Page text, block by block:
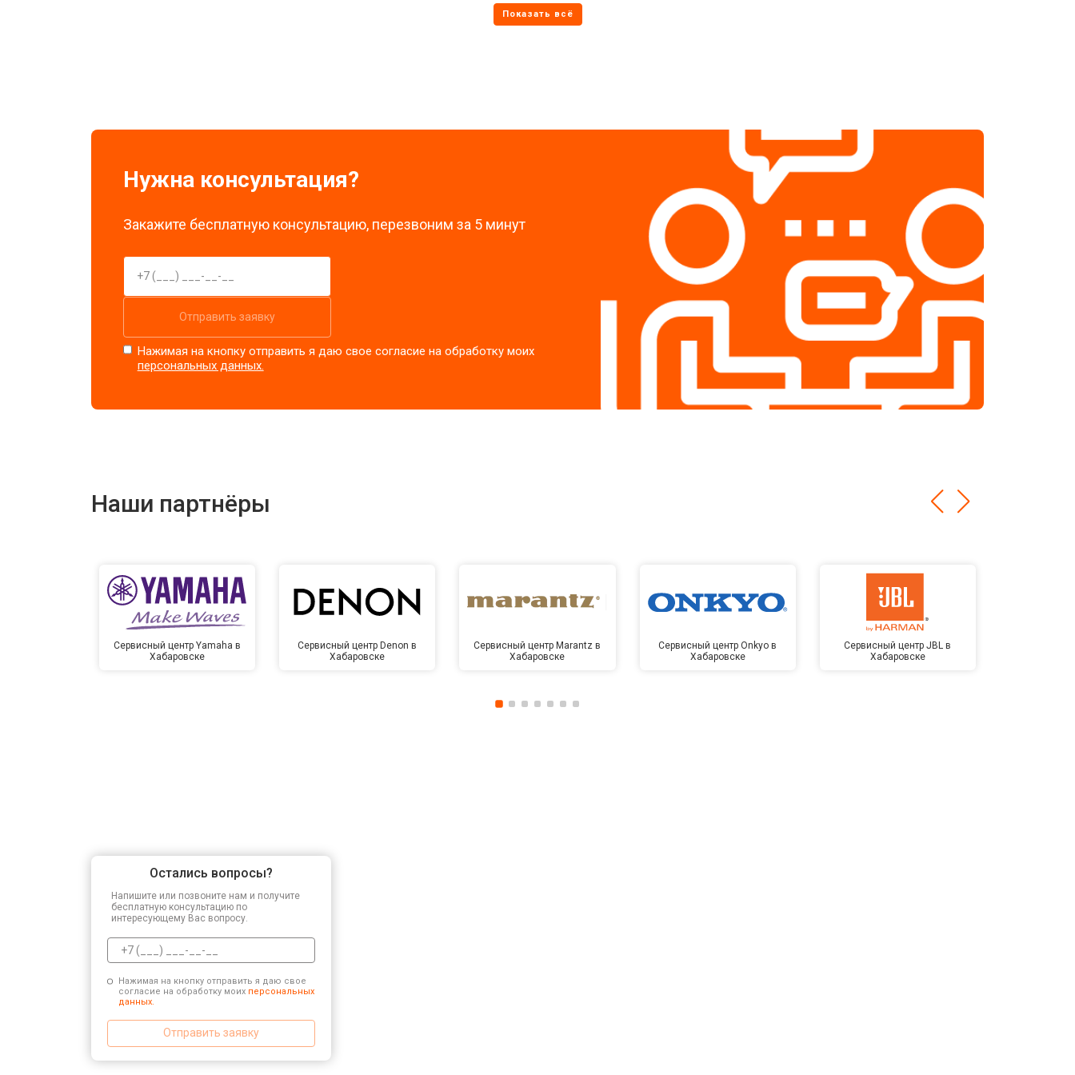
от 70 мин
Нужна консультация?
Закажите бесплатную консультацию, перезвоним за 5 минут
Отправить заявку
Нажимая на кнопку отправить я даю свое согласие на обработку моих
персональных данных.
Наши партнёры
Сервисный центр Yamaha в
Хабаровске
Сервисный центр Denon в
Хабаровске
Сервисный центр Marantz в
Хабаровске
Сервисный центр Onkyo в
Хабаровске
Сервисный центр JBL в
Хабаровске
Остались вопросы?
Напишите или позвоните нам и получите
бесплатную консультацию по
интересующему Вас вопросу.
Нажимая на кнопку отправить я даю свое
согласие на обработку моих персональных
данных.
Отправить заявку